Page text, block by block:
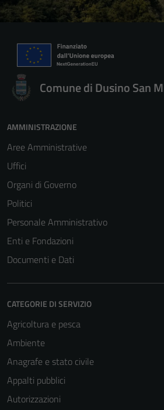
Comune di Dusino San
AMMINISTRAZIONE
Aree Amministrative
Uffici
Organi di Governo
Politici
Personale Amministrativo
Enti e Fondazioni
Documenti e Dati
CATEGORIE DI SERVIZIO
Agricoltura e pesca
Ambiente
Anagrafe e stato civile
Appalti pubblici
Autorizzazioni